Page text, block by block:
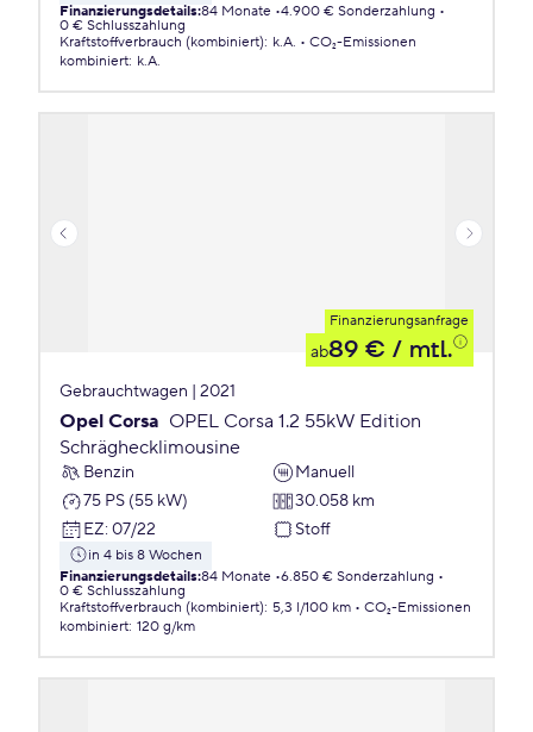
Finanzierungsdetails:84 Monate 4.900 € Sonderzahlung
0 € Schlusszahlung
Kraftstoffverbrauch (kombiniert): k.A.
CO₂-Emissionen
kombiniert: k.A.
Finanzierungsanfrage
ab89 € / mtl.
Gebrauchtwagen | 2021
Opel Corsa OPEL Corsa 1.2 55kW Edition
Schräghecklimousine
Benzin
Manuell
75 PS (55 kW)
30.058 km
EZ: 07/22 Stoff
in 4 bis 8 Wochen
Finanzierungsdetails:84 Monate 6.850 € Sonderzahlung
0 € Schlusszahlung
Kraftstoffverbrauch (kombiniert): 5,3 l/100 km
CO₂-Emissionen
kombiniert: 120 g/km